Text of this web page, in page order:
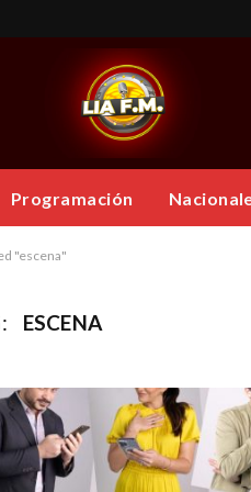
Programación
"escena"
ESCENA